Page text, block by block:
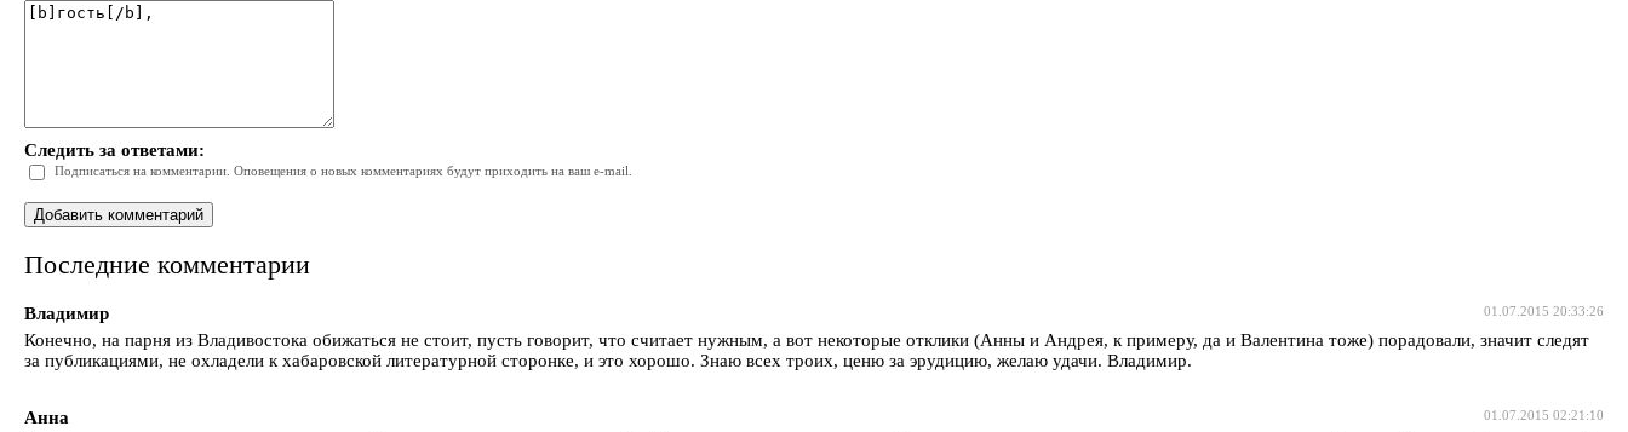
Следить за ответами:
Подписаться на комментарии. Оповещения о новых комментариях будут приходить на ваш e-mail.
Последние комментарии
01.07.2015 20:33:26
Владимир
Конечно, на парня из Владивостока обижаться не стоит, пусть говорит, что считает нужным, а вот некоторые отклики (Анны и Андрея, к примеру, да и Валентина тоже) порадовали, значит следят
за публикациями, не охладели к хабаровской литературной сторонке, и это хорошо. Знаю всех троих, ценю за эрудицию, желаю удачи. Владимир.
01.07.2015 02:21:10
Анна